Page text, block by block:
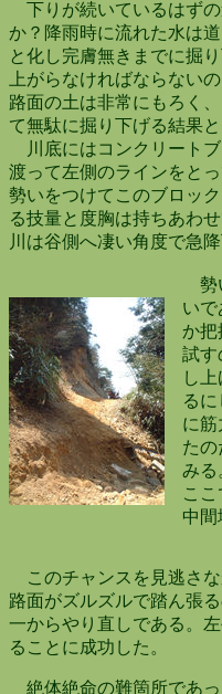
下りが続いているはず
か？降雨時に流れた水は
と化し完膚無きまでに掘
上がらなければならない
路面の土は非常にもろく
て無駄に掘り下げる結果
川底にはコンクリート
渡って左側のラインをと
勢いをつけてこのブロッ
る技量と度胸は持ちあわ
川は谷側へ凄い角度で急
勢い
いで
か把
試す
し上
るに
に筋
たの
みる
ここ
中間
このチャンスを見逃さな
路面がズルズルで踏ん張
一からやり直しである。
ることに成功した。
絶体絶命の難箇所であ